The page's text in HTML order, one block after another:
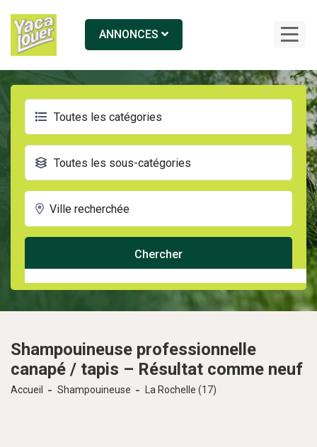
ANNONCES
Toutes les catégories
Toutes les sous-catégories
Shampouineuse professionnelle
canapé / tapis – Résultat comme neuf
Accueil Shampouineuse La Rochelle (17)